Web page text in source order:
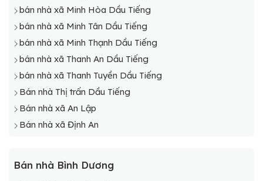
bán nhà xã Minh Hòa Dầu Tiếng
bán nhà xã Minh Tân Dầu Tiếng
bán nhà xã Minh Thạnh Dầu Tiếng
bán nhà xã Thanh An Dầu Tiếng
bán nhà xã Thanh Tuyền Dầu Tiếng
Bán nhà Thị trấn Dầu Tiếng
Bán nhà xã An Lập
Bán nhà xã Định An
Bán nhà Bình Dương